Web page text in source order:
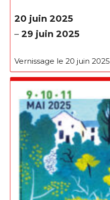
20 juin 2025
– 29 juin 2025
Vernissage le 20 juin 2025